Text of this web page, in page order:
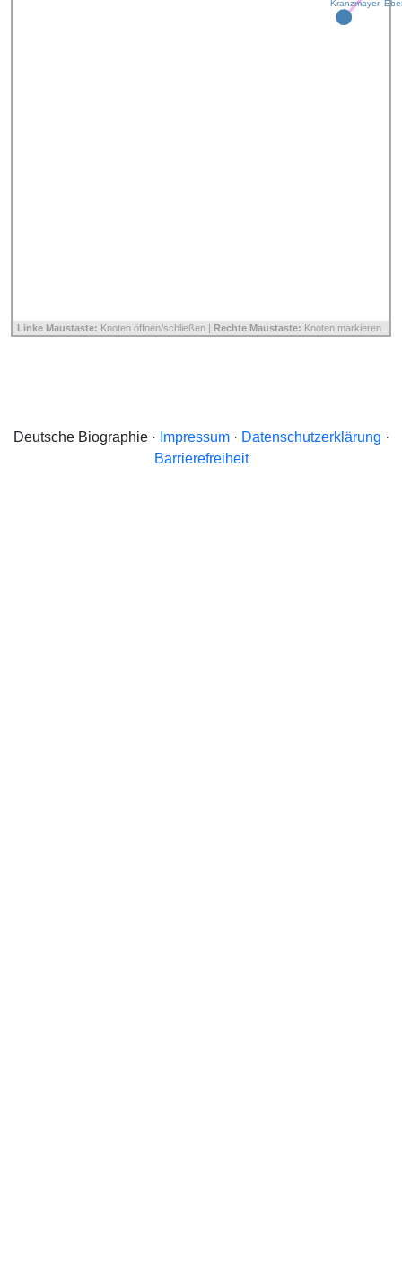
Kranzmayer,
Linke Maustaste: Knoten öffnen/schließen | Rechte Maustaste: Knoten markieren
Deutsche Biographie · Impressum· Datenschutzerklärung ·
Barrierefreiheit